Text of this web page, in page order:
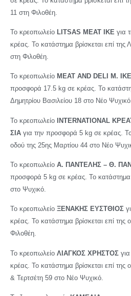
11 στη Φιλοθέη.
Το κρεοπωλείο LITSAS MEAT IKE για
κρέας. Το κατάστημα βρίσκεται επί
στη Φιλοθέη.
Το κρεοπωλείο MEAT AND DELI M.
προσφορά 17.5 kg σε κρέας. Το
Δημητρίου Βασιλείου 18 στο Νέο
Το κρεοπωλείο INTERNATIONAL
ΣΙΑ για την προσφορά 5 kg σε κρέας. Το
οδού της 25ης Μαρτίου 44 στο Νέο
Το κρεοπωλείο Α. ΠΑΝΤΕΛΗΣ – Θ.
προσφορά 5 kg σε κρέας. Το κατάστημα
στο Ψυχικό.
Το κρεοπωλείο ΞΕΝΑΚΗΣ ΕΥΣΤΘΙΟΣ
κρέας. Το κατάστημα βρίσκεται επί
Φιλοθέη.
Το κρεοπωλείο ΛΙΑΓΚΟΣ ΧΡΗΣΤΟΣ
κρέας. Το κατάστημα βρίσκεται επί της
& Τερτσέτη 59 στο Νέο Ψυχικό.